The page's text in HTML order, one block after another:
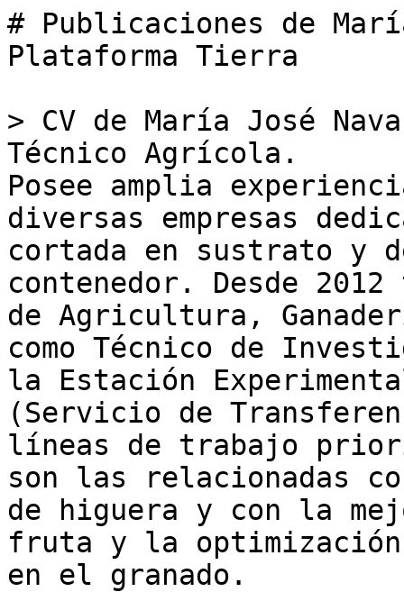
# Publicaciones de
Plataforma Tierra
> CV de María José
Técnico Agrícola.
Posee amplia
diversas empresas
cortada en sustrato y
contenedor. Desde
de Agricultura,
como Técnico de
la Estación
(Servicio de
líneas de trabajo
son las relacionadas
de higuera y con la
fruta y la
en el granado.